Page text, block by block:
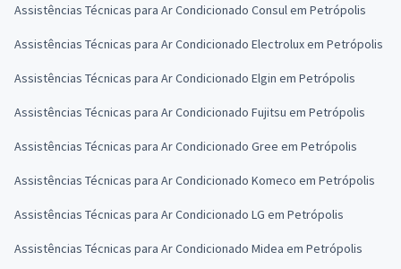
Assistências Técnicas para Ar Condicionado Consul em Petrópolis
Assistências Técnicas para Ar Condicionado Electrolux em Petrópolis
Assistências Técnicas para Ar Condicionado Elgin em Petrópolis
Assistências Técnicas para Ar Condicionado Fujitsu em Petrópolis
Assistências Técnicas para Ar Condicionado Gree em Petrópolis
Assistências Técnicas para Ar Condicionado Komeco em Petrópolis
Assistências Técnicas para Ar Condicionado LG em Petrópolis
Assistências Técnicas para Ar Condicionado Midea em Petrópolis